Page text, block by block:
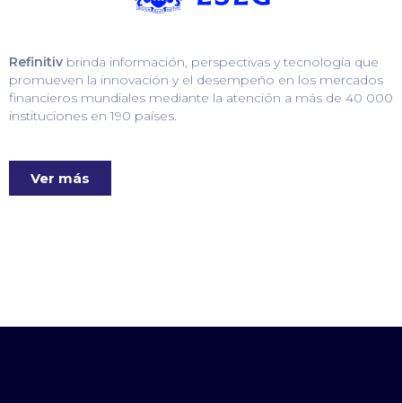
Refinitiv brinda información, perspectivas y tecnología que
promueven la innovación y el desempeño en los mercados
financieros mundiales mediante la atención a más de 40 000
instituciones en 190 países.
Ver más